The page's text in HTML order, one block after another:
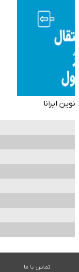
نوین ایرانا
تماس با ما